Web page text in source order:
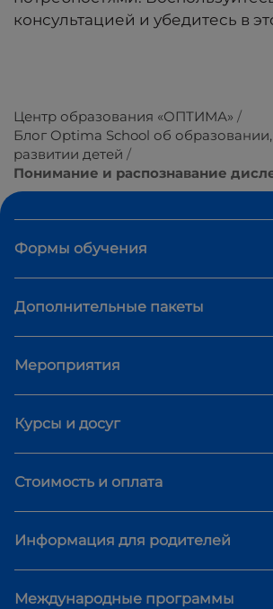
консультацией и убедитесь в
Центр образования «ОПТИМА»
Блог Optima School об
развитии детей
Понимание и распознавание
Формы обучения
Дополнительные пакеты
Мероприятия
Курсы и досуг
Стоимость и оплата
Информация для родителей
Международные программы